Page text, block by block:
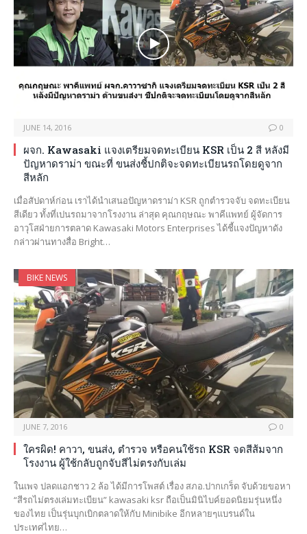
JUNE 14, 2016 0
ผจก. Kawasaki แจงเตรียมจดทะเบียน KSR เป็น 2 สี หลังมี
ปัญหาดราม่า ขณะที่ ขนส่งชี้ปกติจะจดทะเบียนรถโดยดูจาก
สีหลัก
เมื่อสัปดาห์ก่อน เราได้นำเสนอปัญหาดราม่า KSR ถูกตำรวจจับ จดทะเบียน
สีเดียว ทั้งที่เปนรถมาจากโรงงาน ล่าสุด คุณกฤษณะ พาคีแพทย์ ผู้จัดการ
อาวุโสฝ่ายการตลาด Kawasaki Motors Enterprises ได้ชี้แจงปัญหาดัง
กล่าวผ่านทางสื่อ Bright…
BIKE NEWS
JUNE 7, 2016 0
ใครผิด! คาวา, ขนส่ง, ตำรวจ หรือคนใช้รถ KSR จดสีส้มจาก
โรงงาน ผู้ใช้กลับถูกจับสีไม่ตรงกับเล่ม
ในเพจ ปลดแอกชาว 2 ล้อ ได้มีการโพสต์ เรื่อง สภอ.ปากเกร็ด จับด้วยขอหา
“สีรถไม่ตรงเล่มทะเบียน” kawasaki ksr ถือเป็นมินิไบค์ยอดนิยมรุ่นหนึ่ง
ของไทย เป็นรุ่นบุกเบิกตลาดให้กับ Minibike อีกหลายๆแบรนด์ใน
ประเทศไทย…